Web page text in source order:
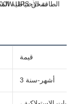
قيمة
3 أشهر-سنة